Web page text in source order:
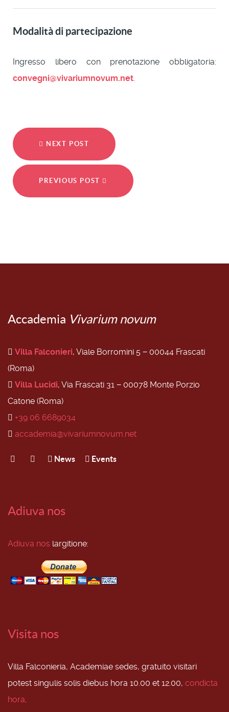
Modalità di partecipazione
Ingresso libero con prenotazione obbligatoria:
convegni@vivariumnovum.net.
NEXT POST
PREVIOUS POST
Accademia Vivarium novum
Villa Falconieri, Viale Borromini 5 − 00044 Frascati
(Roma)
Villa Lucidi, Via Frascati 31 − 00078 Monte Porzio
Catone (Roma)
+39 06 6689034
accademia@vivariumnovum.net
News Events
Adiuva nos
Adiuva nos largitione:
Visita nos
Villa Falconieria, Academiae sedes, gratuito visitari
potest singulis solis diebus hora 10.00 et 12.00, condicta
hora.